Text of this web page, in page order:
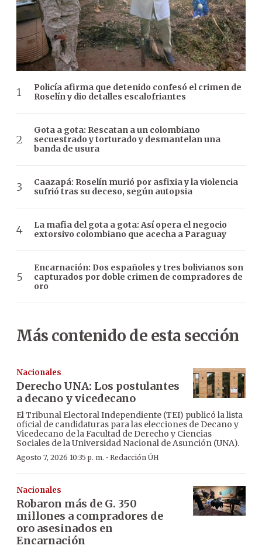
Policía afirma que detenido confesó el crimen de
Roselín y dio detalles escalofriantes
Gota a gota: Rescatan a un colombiano
secuestrado y torturado y desmantelan una
banda de usura
Caazapá: Roselín murió por asfixia y la violencia
sufrió tras su deceso, según autopsia
La mafia del gota a gota: Así opera el negocio
extorsivo colombiano que acecha a Paraguay
Encarnación: Dos españoles y tres bolivianos son
capturados por doble crimen de compradores de
oro
Más contenido de esta sección
Nacionales
Derecho UNA: Los postulantes
a decano y vicedecano
El Tribunal Electoral Independiente (TEI) publicó la lista
oficial de candidaturas para las elecciones de Decano y
Vicedecano de la Facultad de Derecho y Ciencias
Sociales de la Universidad Nacional de Asunción (UNA).
Agosto 7, 2026 10:35 p. m. · Redacción ÚH
Nacionales
Robaron más de G. 350
millones a compradores de
oro asesinados en
Encarnación